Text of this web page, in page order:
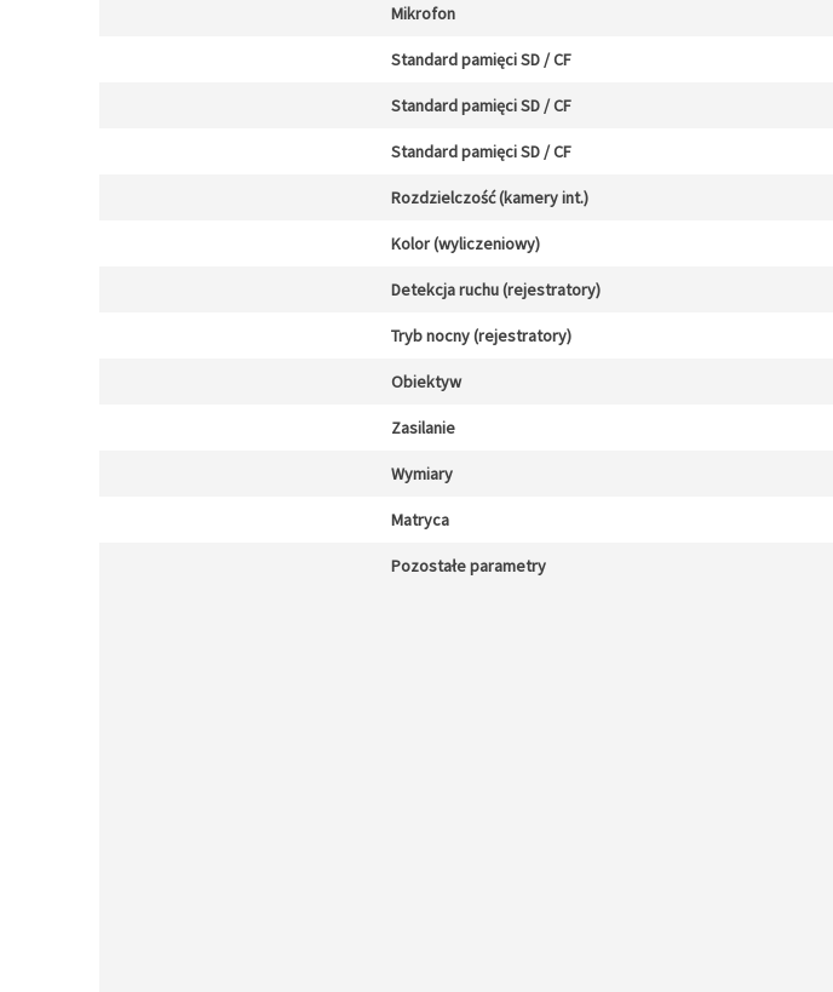
Mikrofon
Standard pamięci SD / CF
Standard pamięci SD / CF
Standard pamięci SD / CF
Rozdzielczość (kamery int.)
Kolor (wyliczeniowy)
Detekcja ruchu (rejestratory)
Tryb nocny (rejestratory)
Obiektyw
Zasilanie
Wymiary
Matryca
Pozostałe parametry